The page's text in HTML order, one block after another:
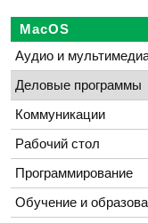
MacOS
Аудио и
Деловые программы
Коммуникации
Рабочий стол
Программирование
Обучение и